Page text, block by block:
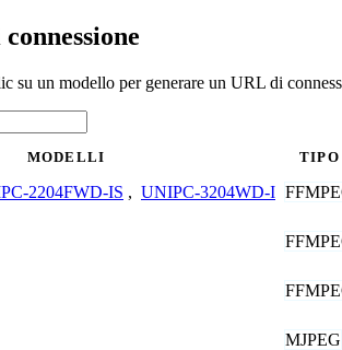
su un modello per generare un URL di
MODELLI TIPO
2204FWD-IS , UNIPC-3204WD-I
MJPEG